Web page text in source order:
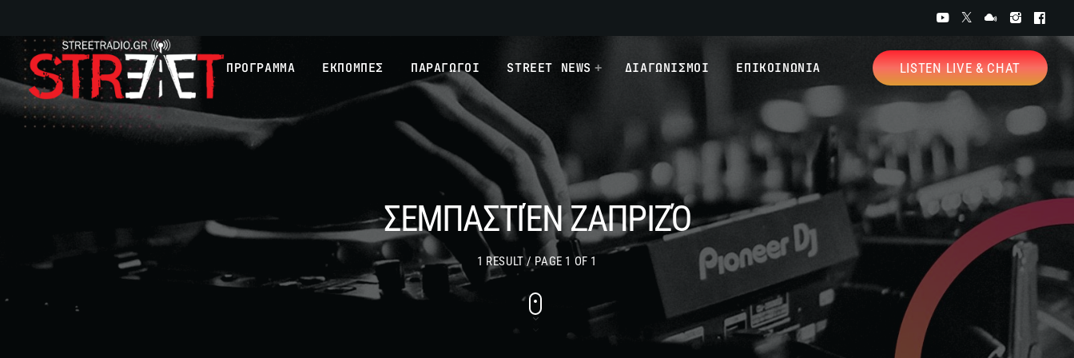
ΠΡΟΓΡΑΜΜΑ ΕΚΠΟΜΠΕΣ ΠΑΡΑΓΩΓΟΙ STREET NEWS ΔΙΑΓΩΝΙΣΜΟΙ ΕΠΙΚΟΙΝΩΝΙΑ LISTEN LIVE & CHAT
ΣΕΜΠΑΣΤΙΈΝ ΖΑΠΡΙΖΌ
1 RESULT / PAGE 1 OF 1